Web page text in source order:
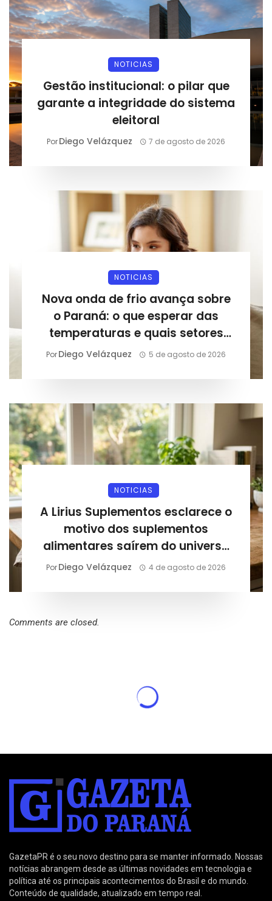
NOTICIAS
Gestão institucional: o pilar que
garante a integridade do sistema
eleitoral
PorDiego Velázquez 7 de agosto de 2026
NOTICIAS
Nova onda de frio avança sobre
o Paraná: o que esperar das
temperaturas e quais setores
podem sentir os impactos
PorDiego Velázquez 5 de agosto de 2026
NOTICIAS
A Lirius Suplementos esclarece o
motivo dos suplementos
alimentares saírem do universo
esportivo e entrarem na rotina
PorDiego Velázquez 4 de agosto de 2026
Comments are closed.
GazetaPR é o seu novo destino para se manter informado. Nossas
notícias abrangem desde as últimas novidades em tecnologia e
política até os principais acontecimentos do Brasil e do mundo.
Conteúdo de qualidade, atualizado em tempo real.